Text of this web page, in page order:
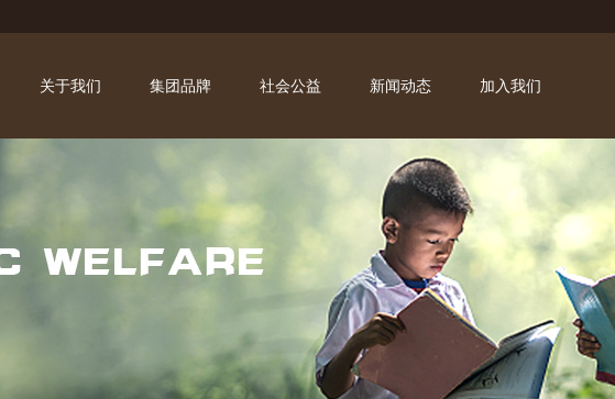
关于我们 集团品牌 社会公益 新闻动态 加入我们